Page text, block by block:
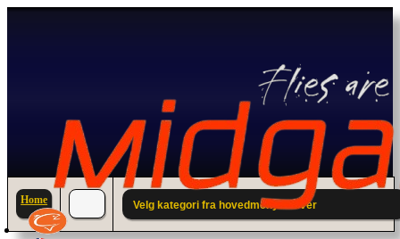
Home Velg kategori fra hovedmenyen over